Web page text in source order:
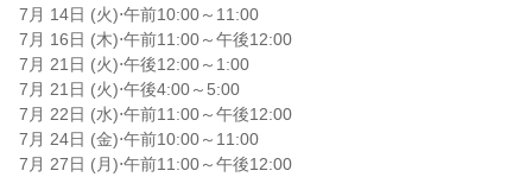
7月 14日 (火)⋅午前10:00～11:00
7月 16日 (木)⋅午前11:00～午後12:00
7月 21日 (火)⋅午後12:00～1:00
7月 21日 (火)⋅午後4:00～5:00
7月 22日 (水)⋅午前11:00～午後12:00
7月 24日 (金)⋅午前10:00～11:00
7月 27日 (月)⋅午前11:00～午後12:00